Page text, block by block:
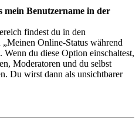
mein Benutzername in der
findest du in den
Online-Status während
Wenn du diese Option einschaltest,
Moderatoren und du selbst
Du wirst dann als unsichtbarer